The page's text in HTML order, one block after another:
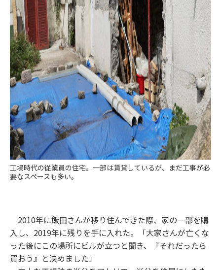
工場時代の従業員の住宅。一部は賃貸しているが、まだ工事が必
要なスペースも多い。
2010年に飯田さんが移り住んできた際、家の一部を購
入し、2019年に残りを手に入れた。「大家さんが亡くな
った後にこの場所にビルが立つと聞き、『それだったら
買おう』と決めました」